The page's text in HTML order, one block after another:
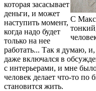
С
которая засасывает
деньги, и может
наступить момент,
когда надо будет
только на нее
работать... Так я думаю,
даже включался в
с интерьерами, и мне
человек делает что-то
становится жить.